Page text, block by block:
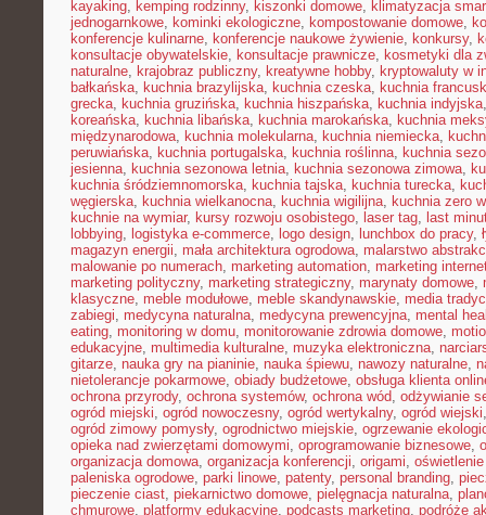
kayaking, kemping rodzinny, kiszonki domowe, klimatyzacja
jednogarnkowe, kominki ekologiczne, kompostowanie domowe,
konferencje kulinarne, konferencje naukowe żywienie, konkursy,
konsultacje obywatelskie, konsultacje prawnicze, kosmetyki dla
naturalne, krajobraz publiczny, kreatywne hobby, kryptowaluty w
bałkańska, kuchnia brazylijska, kuchnia czeska, kuchnia
grecka, kuchnia gruzińska, kuchnia hiszpańska, kuchnia indyjska
koreańska, kuchnia libańska, kuchnia marokańska, kuchnia
międzynarodowa, kuchnia molekularna, kuchnia niemiecka,
peruwiańska, kuchnia portugalska, kuchnia roślinna, kuchnia
jesienna, kuchnia sezonowa letnia, kuchnia sezonowa zimowa,
kuchnia śródziemnomorska, kuchnia tajska, kuchnia turecka,
węgierska, kuchnia wielkanocna, kuchnia wigilijna, kuchnia zero
kuchnie na wymiar, kursy rozwoju osobistego, laser tag, last
lobbying, logistyka e-commerce, logo design, lunchbox do pracy,
magazyn energii, mała architektura ogrodowa, malarstwo
malowanie po numerach, marketing automation, marketing
marketing polityczny, marketing strategiczny, marynaty domowe,
klasyczne, meble modułowe, meble skandynawskie, media
zabiegi, medycyna naturalna, medycyna prewencyjna, mental
eating, monitoring w domu, monitorowanie zdrowia domowe,
edukacyjne, multimedia kulturalne, muzyka elektroniczna,
gitarze, nauka gry na pianinie, nauka śpiewu, nawozy naturalne,
nietolerancje pokarmowe, obiady budżetowe, obsługa klienta
ochrona przyrody, ochrona systemów, ochrona wód, odżywianie
ogród miejski, ogród nowoczesny, ogród wertykalny, ogród wiejski
ogród zimowy pomysły, ogrodnictwo miejskie, ogrzewanie
opieka nad zwierzętami domowymi, oprogramowanie biznesowe,
organizacja domowa, organizacja konferencji, origami,
paleniska ogrodowe, parki linowe, patenty, personal branding,
pieczenie ciast, piekarnictwo domowe, pielęgnacja naturalna,
chmurowe, platformy edukacyjne, podcasts marketing, podróże